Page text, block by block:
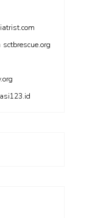
sctbrescue.org